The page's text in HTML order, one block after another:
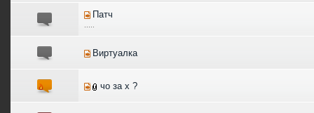
Патч
Виртуалка
чо за х ?